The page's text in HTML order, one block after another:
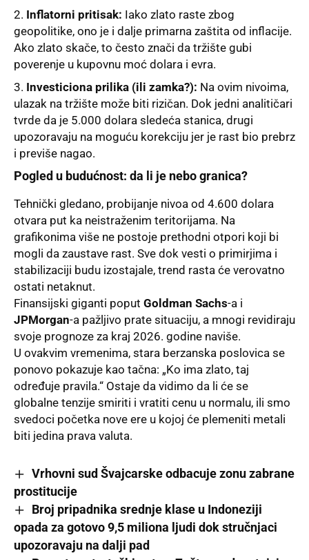
Inflatorni pritisak: Iako zlato raste zbog
geopolitike, ono je i dalje primarna zaštita od inflacije.
Ako zlato skače, to često znači da tržište gubi
poverenje u kupovnu moć dolara i evra.
Investiciona prilika (ili zamka?): Na ovim nivoima,
ulazak na tržište može biti rizičan. Dok jedni analitičari
tvrde da je 5.000 dolara sledeća stanica, drugi
upozoravaju na moguću korekciju jer je rast bio prebrz
i previše nagao.
Pogled u budućnost: da li je nebo granica?
Tehnički gledano, probijanje nivoa od 4.600 dolara
otvara put ka neistraženim teritorijama. Na
grafikonima više ne postoje prethodni otpori koji bi
mogli da zaustave rast. Sve dok vesti o primirjima i
stabilizaciji budu izostajale, trend rasta će verovatno
ostati netaknut.
Finansijski giganti poput Goldman Sachs-a i
JPMorgan-a pažljivo prate situaciju, a mnogi revidiraju
svoje prognoze za kraj 2026. godine naviše.
U ovakvim vremenima, stara berzanska poslovica se
ponovo pokazuje kao tačna: „Ko ima zlato, taj
određuje pravila.“ Ostaje da vidimo da li će se
globalne tenzije smiriti i vratiti cenu u normalu, ili smo
svedoci početka nove ere u kojoj će plemeniti metali
biti jedina prava valuta.
Vrhovni sud Švajcarske odbacuje zonu zabrane
prostitucije
Broj pripadnika srednje klase u Indoneziji
opada za gotovo 9,5 miliona ljudi dok stručnjaci
upozoravaju na dalji pad